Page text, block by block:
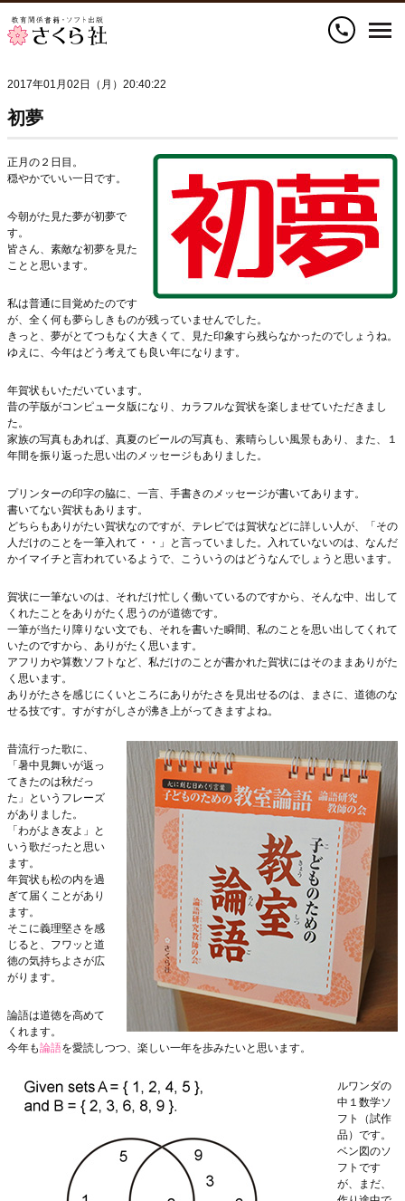
call
2017年01月02日（月）20:40:22
初夢
正月の２日目。
穏やかでいい一日です。
今朝がた見た夢が初夢で
す。
皆さん、素敵な初夢を見た
ことと思います。
私は普通に目覚めたのです
が、全く何も夢らしきものが残っていませんでした。
きっと、夢がとてつもなく大きくて、見た印象すら残らなかったのでしょうね。
ゆえに、今年はどう考えても良い年になります。
年賀状もいただいています。
昔の芋版がコンピュータ版になり、カラフルな賀状を楽しませていただきまし
た。
家族の写真もあれば、真夏のビールの写真も、素晴らしい風景もあり、また、１
年間を振り返った思い出のメッセージもありました。
プリンターの印字の脇に、一言、手書きのメッセージが書いてあります。
書いてない賀状もあります。
どちらもありがたい賀状なのですが、テレビでは賀状などに詳しい人が、「その
人だけのことを一筆入れて・・」と言っていました。入れていないのは、なんだ
かイマイチと言われているようで、こういうのはどうなんでしょうと思います。
賀状に一筆ないのは、それだけ忙しく働いているのですから、そんな中、出して
くれたことをありがたく思うのが道徳です。
一筆が当たり障りない文でも、それを書いた瞬間、私のことを思い出してくれて
いたのですから、ありがたく思います。
アフリカや算数ソフトなど、私だけのことが書かれた賀状にはそのままありがた
く思います。
ありがたさを感じにくいところにありがたさを見出せるのは、まさに、道徳のな
せる技です。すがすがしさが沸き上がってきますよね。
昔流行った歌に、
「暑中見舞いが返っ
てきたのは秋だっ
た」というフレーズ
がありました。
「わがよき友よ」と
いう歌だったと思い
ます。
年賀状も松の内を過
ぎて届くことがあり
ます。
そこに義理堅さを感
じると、フワッと道
徳の気持ちよさが広
がります。
論語は道徳を高めて
くれます。
今年も論語を愛読しつつ、楽しい一年を歩みたいと思います。
ルワンダの
中１数学ソ
フト（試作
品）です。
ベン図のソ
フトです
が、まだ、